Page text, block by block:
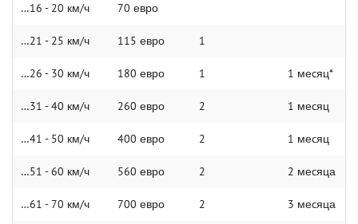
…16 - 20 км/ч 70 евро
…21 - 25 км/ч 115 евро 1
…26 - 30 км/ч 180 евро 1 1 меcяц*
…31 - 40 км/ч 260 евро 2 1 меcяц
…41 - 50 км/ч 400 евро 2 1 меcяц
…51 - 60 км/ч 560 евро 2 2 меcяца
…61 - 70 км/ч 700 евро 2 3 меcяца